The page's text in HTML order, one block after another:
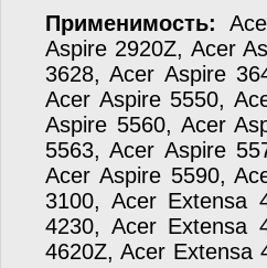
Применимость:
Aspire 2920Z, Acer
3628, Acer Aspire
Acer Aspire 5550,
Aspire 5560, Acer
5563, Acer Aspire
Acer Aspire 5590,
3100, Acer Extensa
4230, Acer Extensa
4620Z, Acer Extensa